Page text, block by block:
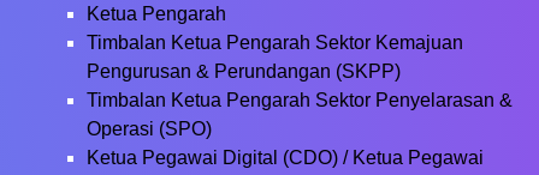
Ketua Pengarah
Timbalan Ketua Pengarah Sektor Kemajuan
Pengurusan & Perundangan (SKPP)
Timbalan Ketua Pengarah Sektor Penyelarasan &
Operasi (SPO)
Ketua Pegawai Digital (CDO) / Ketua Pegawai